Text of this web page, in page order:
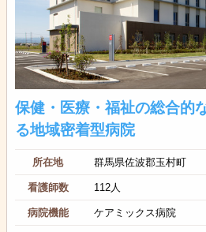
保健・医療・福祉の総合的
る地域密着型病院
所在地 群馬県佐波郡玉村町
看護師数 112人
病院機能 ケアミックス病院